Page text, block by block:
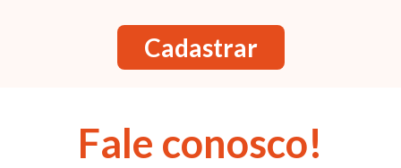
Cadastrar
Fale conosco!